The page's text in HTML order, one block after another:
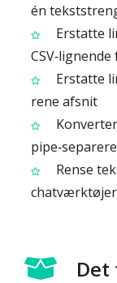
én
Erstatte
Erstatte
rene afsnit
Rense
Det